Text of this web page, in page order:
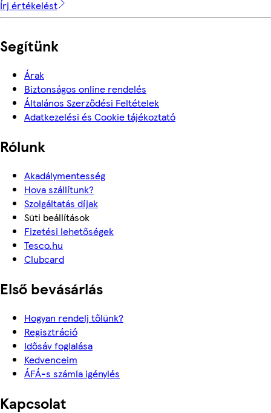
Írj értékelést
Segítünk
Árak
Biztonságos online rendelés
Általános Szerződési Feltételek
Adatkezelési és Cookie tájékoztató
Rólunk
Akadálymentesség
Hova szállítunk?
Szolgáltatás díjak
Süti beállítások
Fizetési lehetőségek
Tesco.hu
Clubcard
Első bevásárlás
Hogyan rendelj tőlünk?
Regisztráció
Idősáv foglalása
Kedvenceim
ÁFÁ-s számla igénylés
Kapcsolat